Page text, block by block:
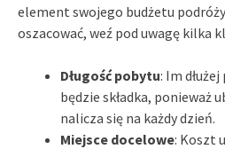
element swojego budżetu
oszacować, weź pod uwagę kilka
Długość pobytu: Im
będzie składka, ponieważ
nalicza się na każdy dzień.
Miejsce docelowe: Koszt